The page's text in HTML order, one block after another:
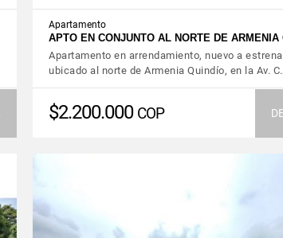
Apartamento
APTO EN CONJUNTO AL NORTE DE
Apartamento en arrendamiento, nuevo a
ubicado al norte de Armenia Quindío, en la Av.
$2.200.000 COP